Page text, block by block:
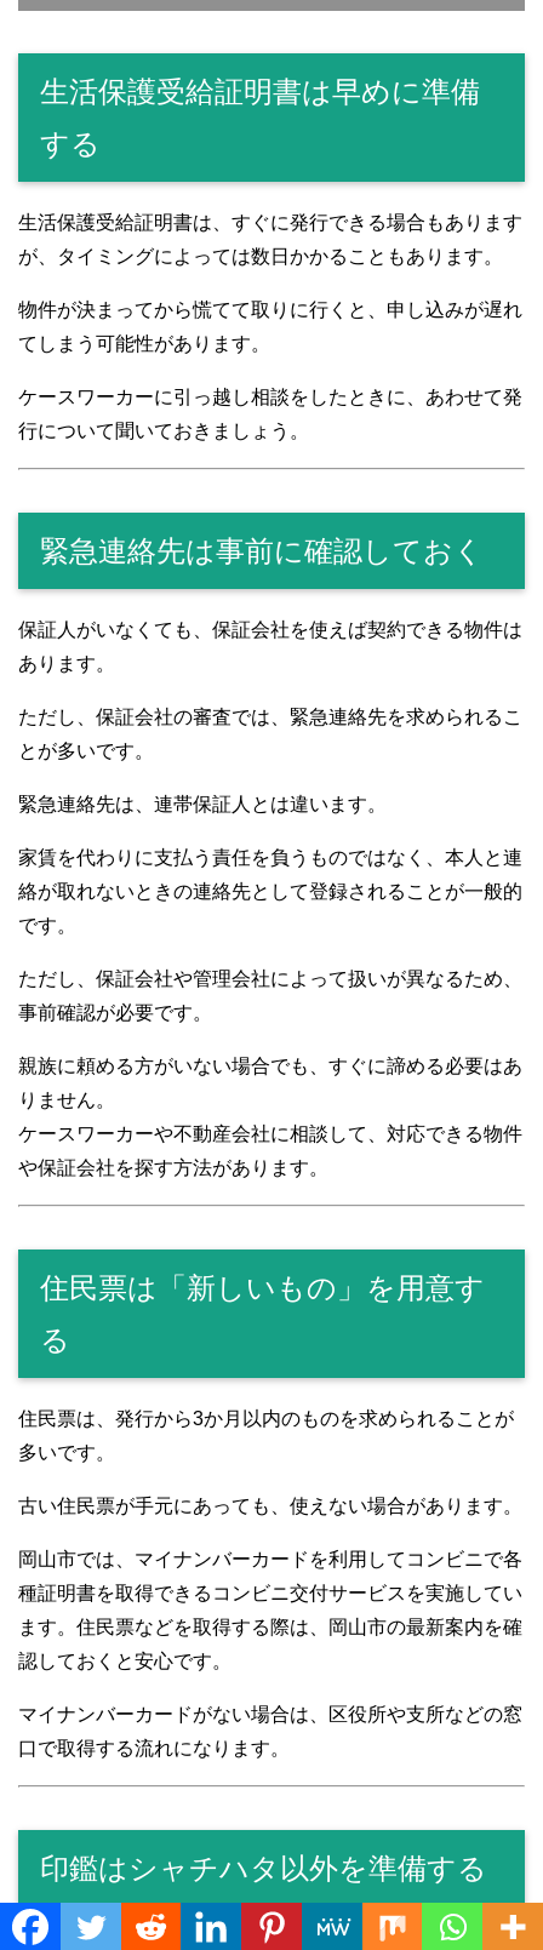
生活保護受給証明書は早めに準備
する
生活保護受給証明書は、すぐに発行できる場合もあります
が、タイミングによっては数日かかることもあります。
物件が決まってから慌てて取りに行くと、申し込みが遅れ
てしまう可能性があります。
ケースワーカーに引っ越し相談をしたときに、あわせて発
行について聞いておきましょう。
緊急連絡先は事前に確認しておく
保証人がいなくても、保証会社を使えば契約できる物件は
あります。
ただし、保証会社の審査では、緊急連絡先を求められるこ
とが多いです。
緊急連絡先は、連帯保証人とは違います。
家賃を代わりに支払う責任を負うものではなく、本人と連
絡が取れないときの連絡先として登録されることが一般的
です。
ただし、保証会社や管理会社によって扱いが異なるため、
事前確認が必要です。
親族に頼める方がいない場合でも、すぐに諦める必要はあ
りません。
ケースワーカーや不動産会社に相談して、対応できる物件
や保証会社を探す方法があります。
住民票は「新しいもの」を用意す
る
住民票は、発行から3か月以内のものを求められることが
多いです。
古い住民票が手元にあっても、使えない場合があります。
岡山市では、マイナンバーカードを利用してコンビニで各
種証明書を取得できるコンビニ交付サービスを実施してい
ます。住民票などを取得する際は、岡山市の最新案内を確
認しておくと安心です。
マイナンバーカードがない場合は、区役所や支所などの窓
口で取得する流れになります。
印鑑はシャチハタ以外を準備する
Translate »